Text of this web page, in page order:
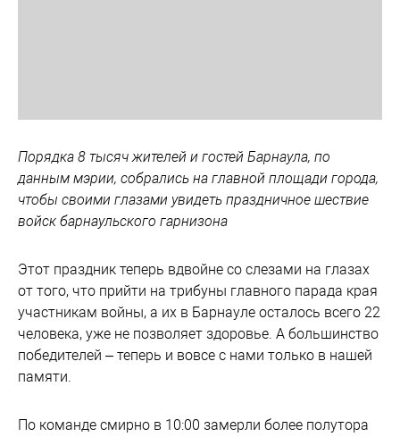
Порядка 8 тысяч жителей и гостей Барнаула, по
данным мэрии, собрались на главной площади города,
чтобы своими глазами увидеть праздничное шествие
войск барнаульского гарнизона
Этот праздник теперь вдвойне со слезами на глазах
от того, что прийти на трибуны главного парада края
участникам войны, а их в Барнауле осталось всего 22
человека, уже не позволяет здоровье. А большинство
победителей – теперь и вовсе с нами только в нашей
памяти.
По команде смирно в 10:00 замерли более полутора